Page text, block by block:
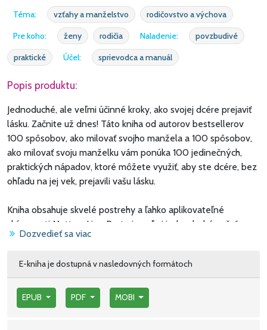
Téma: vzťahy a manželstvo
rodičovstvo a výchova
Pre koho:
ženy rodičia Naladenie:
povzbudivé
praktické
Účel: sprievodca a manuál
Popis produktu:
Jednoduché, ale veľmi účinné kroky, ako svojej dcére prejaviť
lásku. Začnite už dnes! Táto kniha od autorov bestsellerov
100 spôsobov, ako milovať svojho manžela a 100 spôsobov,
ako milovať svoju manželku vám ponúka 100 jedinečných,
praktických nápadov, ktoré môžete využiť, aby ste dcére, bez
ohľadu na jej vek, prejavili vašu lásku.
Kniha obsahuje skvelé postrehy a ľahko aplikovateľné
skúsenosti Matta a Lisy. Preto je veľmi jednoduché začať
hneď! Milujete svoju dcéru, ale to automaticky neznamená, že
Potrebujete nájsť spôsoby, ako sa priblížiť k jej srdcu. Len tak
vybudujete vzájomnú dôveru a blízkosť, ktorá bude pre ňu
oporou, čokoľvek jej život prinesie do cesty. Možno necítite
dostatok lásky a túžite robiť veci inak, alebo máte pocit, že
Dozvedieť sa viac
E-kniha je dostupná v nasledovných formátoch
EPUB PDF MOBI